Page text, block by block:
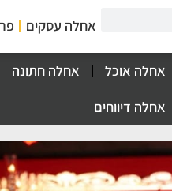
אחלה עסקים
אחלה אוכל אחלה חתונה
אחלה דיווחים